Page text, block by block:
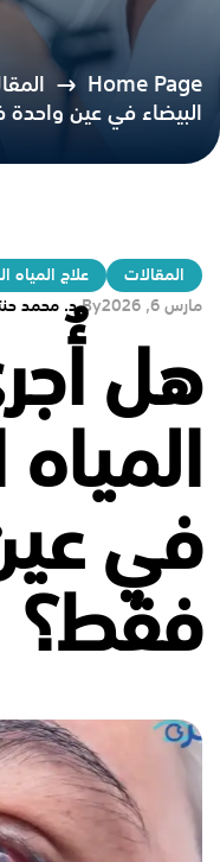
Home Page
البيضاء في عين
المقالات علاج المياه
مارس 6, 2026
By د. محمد
هل
المياه
في
فقط؟